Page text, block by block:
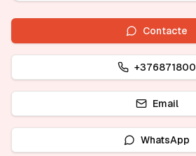
Contacte
+376871800
Email
WhatsApp